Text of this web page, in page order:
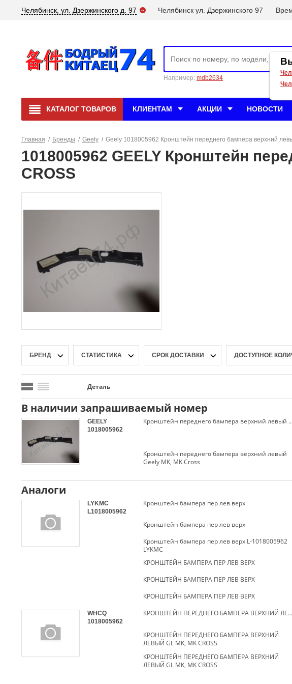
Челябинск, ул. Дзержинского д. 97 Челябинск ул. Дзержинского 97
Например: mdb2634
КАТАЛОГ ТОВАРОВ КЛИЕНТАМ АКЦИИ НОВОСТИ
Главная / Бренды / Geely / Geely 1018005962 Кронштейн переднего бампера верхний
1018005962 GEELY Кронштейн
CROSS
БРЕНД СТАТИСТИКА СРОК ДОСТАВКИ ДОСТУПНОЕ
Деталь
В наличии запрашиваемый номер
GEELY
1018005962
Кронштейн переднего
Кронштейн переднего бампера верхний левый
Geely MK, МK Cross
Аналоги
LYKMC
L1018005962
Кронштейн бампера пер лев верх
Кронштейн бампера пер лев верх
Кронштейн бампера пер лев верх L-1018005962
LYKMC
КРОНШТЕЙН БАМПЕРА ПЕР ЛЕВ ВЕРХ
КРОНШТЕЙН БАМПЕРА ПЕР ЛЕВ ВЕРХ
КРОНШТЕЙН БАМПЕРА ПЕР ЛЕВ ВЕРХ
WHCQ
1018005962
КРОНШТЕЙН ПЕРЕДНЕГО БАМПЕРА ВЕРХНИЙ ЛЕВЫЙ GL MK, MK CROSS
КРОНШТЕЙН ПЕРЕДНЕГО БАМПЕРА ВЕРХНИЙ
ЛЕВЫЙ GL MK, MK CROSS
КРОНШТЕЙН ПЕРЕДНЕГО БАМПЕРА ВЕРХНИЙ
ЛЕВЫЙ GL MK, MK CROSS